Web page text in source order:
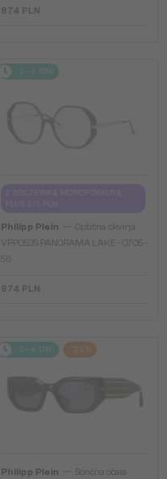
974 PLN
2-4 DNI
Philipp Plein
Optična okvirja
VPP053S PANORAMA LAKE - 0705 -
56
974 PLN
2-4 DNI -25%
Philipp Plein
Sončna očala